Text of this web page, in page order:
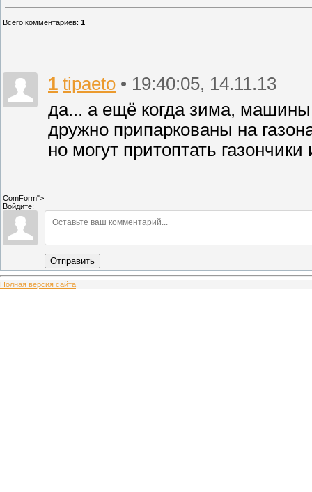
Всего комментариев: 1
1 tipaeto • 19:40:05, 14.11.13
да... а ещё когда зима,
дружно припаркованы на
но могут притоптать
ComForm">
Войдите:
Отправить
Полная версия сайта